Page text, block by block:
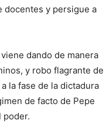
docentes y persigue a
dando de manera
y robo flagrante de
la fase de la dictadura
de facto de Pepe
poder.